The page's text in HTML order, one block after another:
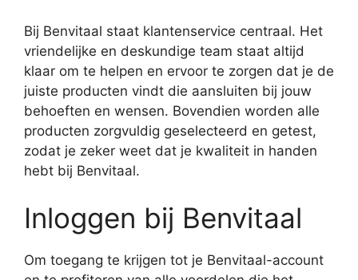
Bij Benvitaal staat klantenservice centraal. Het
vriendelijke en deskundige team staat altijd
klaar om te helpen en ervoor te zorgen dat je de
juiste producten vindt die aansluiten bij jouw
behoeften en wensen. Bovendien worden alle
producten zorgvuldig geselecteerd en getest,
zodat je zeker weet dat je kwaliteit in handen
hebt bij Benvitaal.
Inloggen bij Benvitaal
Om toegang te krijgen tot je Benvitaal-account